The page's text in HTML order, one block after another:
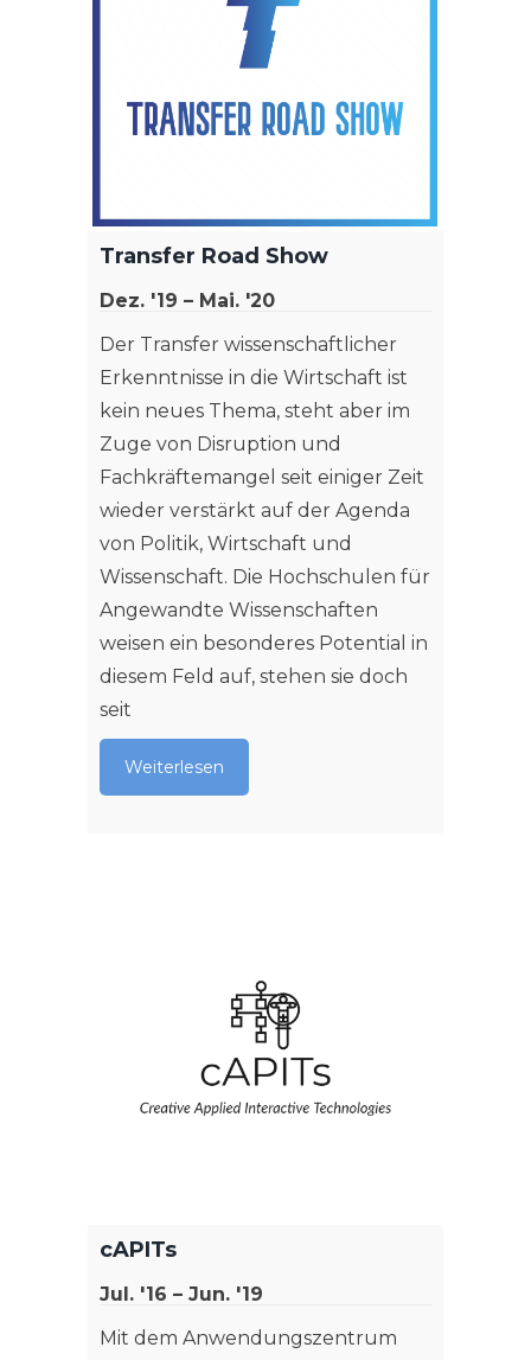
Transfer Road Show
Dez. '19 – Mai. '20
Der Transfer wissenschaftlicher
Erkenntnisse in die Wirtschaft ist
kein neues Thema, steht aber im
Zuge von Disruption und
Fachkräftemangel seit einiger Zeit
wieder verstärkt auf der Agenda
von Politik, Wirtschaft und
Wissenschaft. Die Hochschulen für
Angewandte Wissenschaften
weisen ein besonderes Potential in
diesem Feld auf, stehen sie doch
seit
Weiterlesen
cAPITs
Jul. '16 – Jun. '19
Mit dem Anwendungszentrum